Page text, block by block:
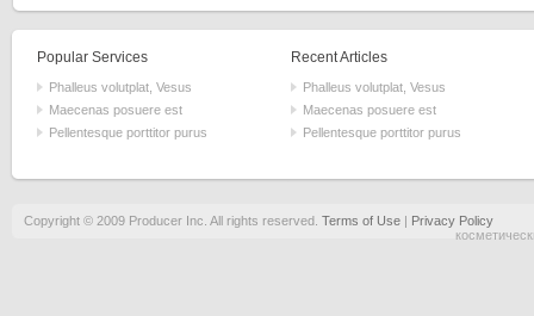
Popular Services
Phalleus volutplat, Vesus
Maecenas posuere est
Pellentesque porttitor purus
Recent Articles
Phalleus volutplat, Vesus
Maecenas posuere est
Pellentesque porttitor purus
Copyright © 2009 Producer Inc. All rights reserved. Terms of Use| Privacy Policy